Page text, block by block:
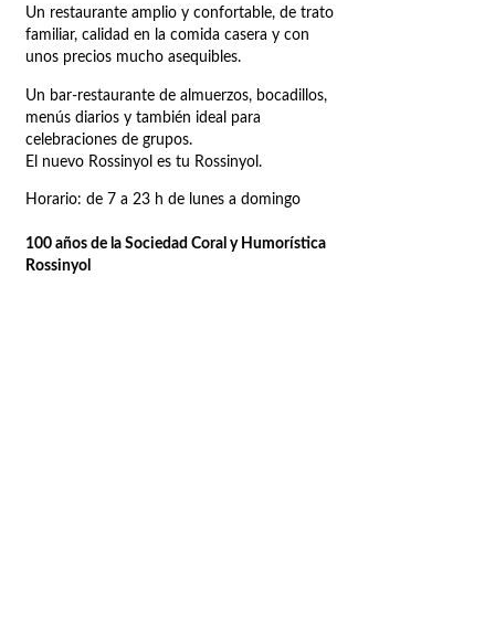
Un restaurante amplio y confortable, de trato
familiar, calidad en la comida casera y con
unos precios mucho asequibles.
Un bar-restaurante de almuerzos, bocadillos,
menús diarios y también ideal para
celebraciones de grupos.
El nuevo Rossinyol es tu Rossinyol.
Horario: de 7 a 23 h de lunes a domingo
100 años de la Sociedad Coral y Humorística
Rossinyol